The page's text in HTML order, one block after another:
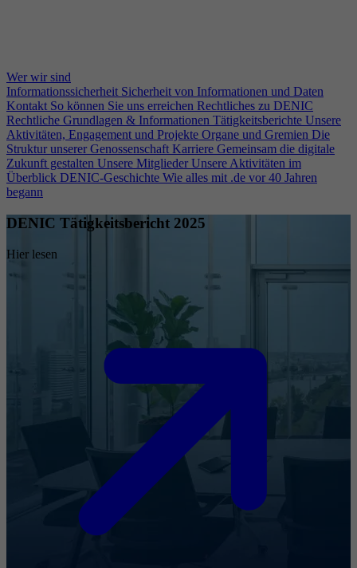
Wer wir sind
Informationssicherheit Sicherheit von Informationen und Daten
Kontakt So können Sie uns erreichen Rechtliches zu DENIC
Rechtliche Grundlagen & Informationen Tätigkeitsberichte Unsere
Aktivitäten, Engagement und Projekte Organe und Gremien Die
Struktur unserer Genossenschaft Karriere Gemeinsam die digitale
Zukunft gestalten Unsere Mitglieder Unsere Aktivitäten im
Überblick DENIC-Geschichte Wie alles mit .de vor 40 Jahren
begann
DENIC Tätigkeitsbericht 2025
Hier lesen